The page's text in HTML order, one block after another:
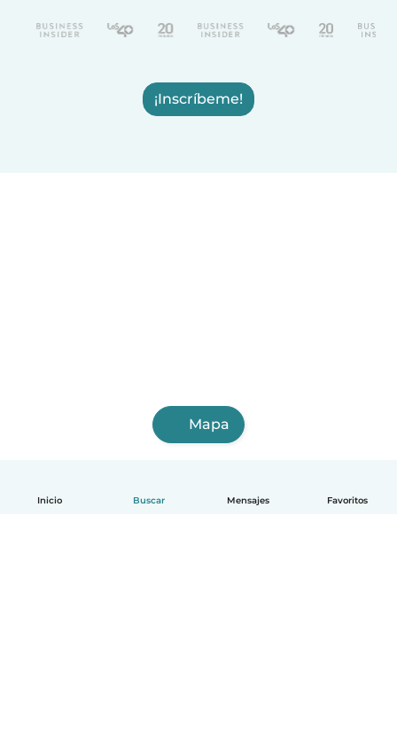
Inicio Buscar Mensajes Favoritos
¡Inscríbeme!
Mapa